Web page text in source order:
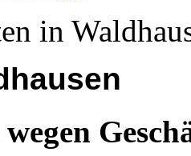
in
wegen